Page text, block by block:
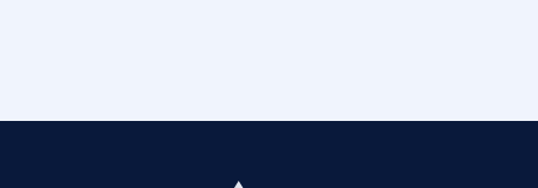
Göz seyirmesi neden olur ve nedenleri